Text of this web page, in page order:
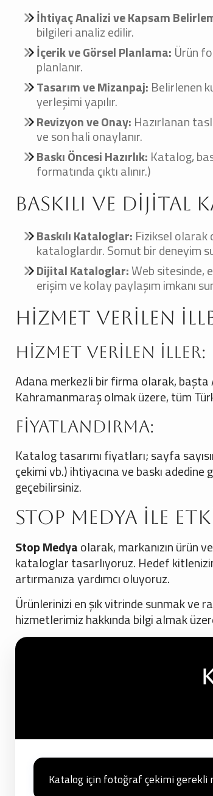
İhtiyaç Analizi ve Kapsam
bilgileri analiz edilir.
İçerik ve Görsel Planlama: Ürün
planlanır.
Tasarım ve Mizanpaj: Belirlenen
yerleşimi yapılır.
Revizyon ve Onay: Hazırlanan
ve son hali onaylanır.
Baskı Öncesi Hazırlık: Katalog,
formatında çıktı alınır.)
Baskılı ve Dijital
Baskılı Kataloglar: Fiziksel olarak
kataloglardır. Somut bir deneyim
Dijital Kataloglar:Web sitesinde,
erişim ve kolay paylaşım imkanı
Hizmet Verilen
Hizmet Verilen İller:
Adana merkezli bir firma olarak, başta
Kahramanmaraş olmak üzere, tüm
Fiyatlandırma:
Katalog tasarımı fiyatları; sayfa
çekimi vb.) ihtiyacına ve baskı
geçebilirsiniz.
Stop Medya ile
Stop Medyaolarak, markanızın ürün
kataloglar tasarlıyoruz. Hedef
artırmanıza yardımcı oluyoruz.
Ürünlerinizi en şık vitrinde sunmak ve
hizmetlerimiz hakkında bilgi almak
Katalog için fotoğraf çekimi gerekli